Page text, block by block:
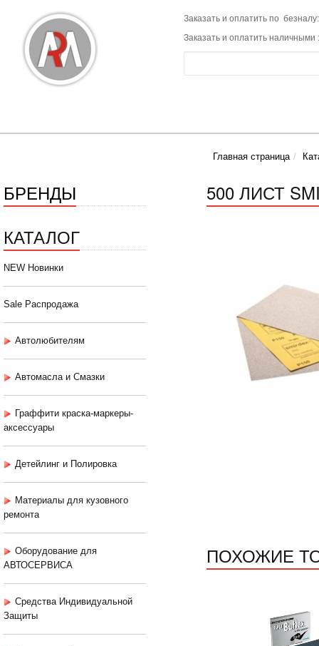
Заказать и оплатить по
Заказать и оплатить наличными
Главная страница
БРЕНДЫ
КАТАЛОГ
NEW Новинки
Sale Распродажа
Автолюбителям
Автомасла и Смазки
Граффити краска-маркеры-
аксессуары
Детейлинг и Полировка
Материалы для кузовного
ремонта
Оборудование для
АВТОСЕРВИСА
Средства Индивидуальной
Защиты
500 ЛИСТ
ПОХОЖИЕ